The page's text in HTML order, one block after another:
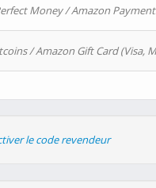
Money / Amazon
/ Amazon Gift Card (Visa,
le code revendeur